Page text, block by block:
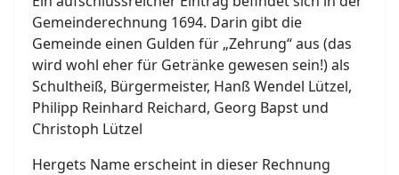
Gemeinderechnung 1694. Darin gibt die
Gemeinde einen Gulden für „Zehrung“ aus (das
wird wohl eher für Getränke gewesen sein!) als
Schultheiß, Bürgermeister, Hanß Wendel Lützel,
Philipp Reinhard Reichard, Georg Bapst und
Christoph Lützel
Hergets Name erscheint in dieser Rechnung